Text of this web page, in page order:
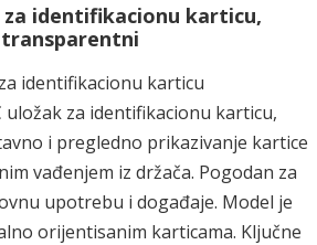
za identifikacionu karticu,
transparentni
identifikacionu karticu
uložak za identifikacionu karticu,
i pregledno prikazivanje kartice
vađenjem iz držača. Pogodan za
upotrebu i događaje. Model je
orijentisanim karticama. Ključne